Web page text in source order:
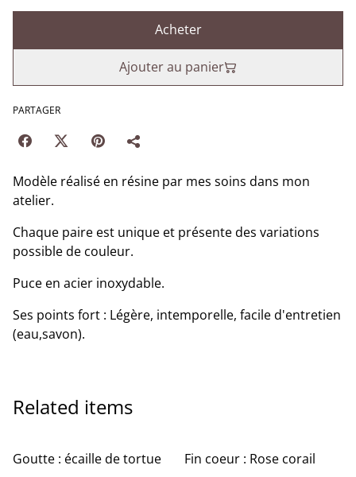
Acheter
Ajouter au panier
PARTAGER
Modèle réalisé en résine par mes soins dans mon
atelier.
Chaque paire est unique et présente des variations
possible de couleur.
Puce en acier inoxydable.
Ses points fort : Légère, intemporelle, facile d'entretien
(eau,savon).
Related items
%
Goutte : écaille de tortue
%
Fin coeur : Rose corail